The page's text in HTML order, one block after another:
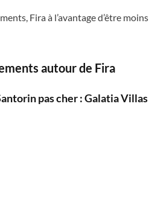
Fira à l’avantage d’être
autour de Fira
pas cher : Galatia Villas